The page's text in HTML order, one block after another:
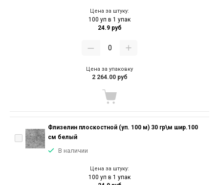
Цена за штуку:
100 уп в 1 упак
24.9 руб
Цена за упаковку
2 264.00 руб
Флизелин плоскостной (уп. 100 м) 30 гр\м шир.100
см белый
В наличии
Цена за штуку:
100 уп в 1 упак